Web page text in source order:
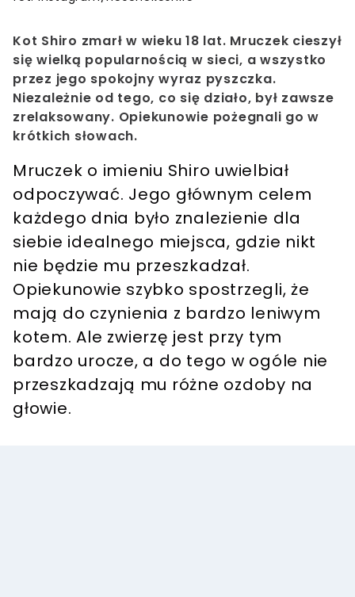
Kot Shiro zmarł w wieku 18 lat. Mruczek cieszył
się wielką popularnością w sieci, a wszystko
przez jego spokojny wyraz pyszczka.
Niezależnie od tego, co się działo, był zawsze
zrelaksowany. Opiekunowie pożegnali go w
krótkich słowach.
Mruczek o imieniu Shiro uwielbiał
odpoczywać. Jego głównym celem
każdego dnia było znalezienie dla
siebie idealnego miejsca, gdzie nikt
nie będzie mu przeszkadzał.
Opiekunowie szybko spostrzegli, że
mają do czynienia z bardzo leniwym
kotem. Ale zwierzę jest przy tym
bardzo urocze, a do tego w ogóle nie
przeszkadzają mu różne ozdoby na
głowie.